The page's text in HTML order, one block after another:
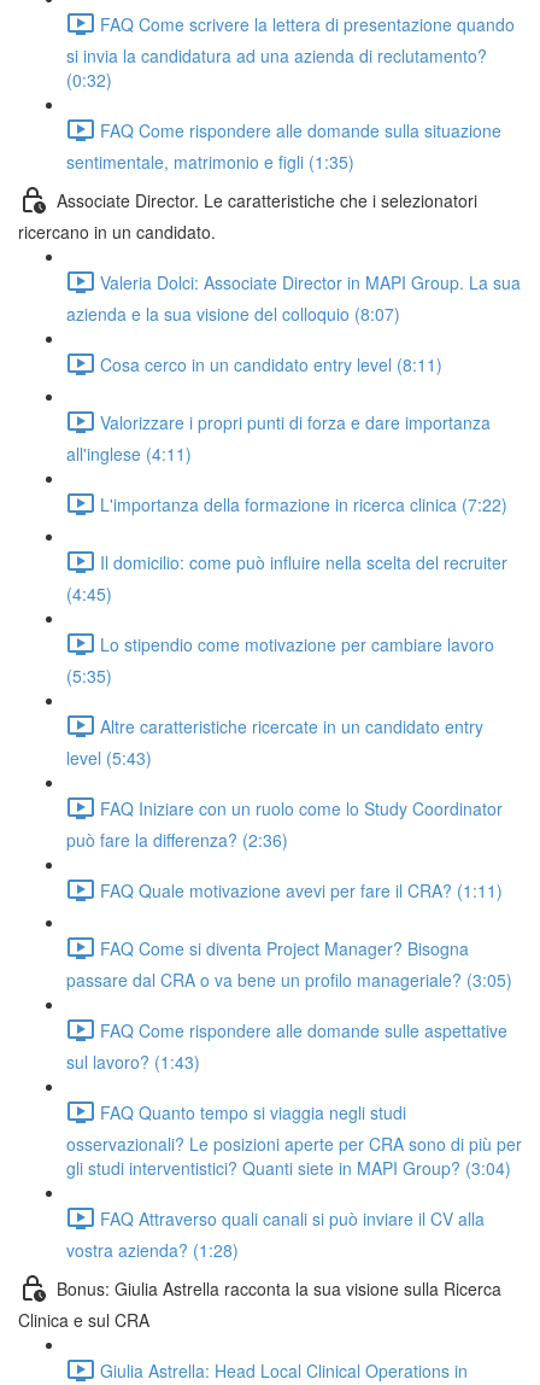
FAQ Come scrivere la lettera di presentazione quando
si invia la candidatura ad una azienda di reclutamento?
(0:32)
FAQ Come rispondere alle domande sulla situazione
sentimentale, matrimonio e figli (1:35)
Associate Director. Le caratteristiche che i selezionatori
ricercano in un candidato.
Valeria Dolci: Associate Director in MAPI Group. La sua
azienda e la sua visione del colloquio (8:07)
Cosa cerco in un candidato entry level (8:11)
Valorizzare i propri punti di forza e dare importanza
all'inglese (4:11)
L'importanza della formazione in ricerca clinica (7:22)
Il domicilio: come può influire nella scelta del recruiter
(4:45)
Lo stipendio come motivazione per cambiare lavoro
(5:35)
Altre caratteristiche ricercate in un candidato entry
level (5:43)
FAQ Iniziare con un ruolo come lo Study Coordinator
può fare la differenza? (2:36)
FAQ Quale motivazione avevi per fare il CRA? (1:11)
FAQ Come si diventa Project Manager? Bisogna
passare dal CRA o va bene un profilo manageriale? (3:05)
FAQ Come rispondere alle domande sulle aspettative
sul lavoro? (1:43)
FAQ Quanto tempo si viaggia negli studi
osservazionali? Le posizioni aperte per CRA sono di più per
gli studi interventistici? Quanti siete in MAPI Group? (3:04)
FAQ Attraverso quali canali si può inviare il CV alla
vostra azienda? (1:28)
Bonus: Giulia Astrella racconta la sua visione sulla Ricerca
Clinica e sul CRA
Giulia Astrella: Head Local Clinical Operations in